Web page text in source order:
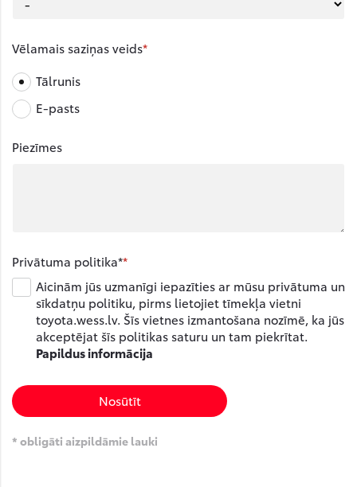
Vēlamais saziņas veids
Tālrunis
E-pasts
Piezīmes
Privātuma politika*
Aicinām jūs uzmanīgi iepazīties ar mūsu privātuma un
sīkdatņu politiku, pirms lietojiet tīmekļa vietni
toyota.wess.lv. Šīs vietnes izmantošana nozīmē, ka jūs
akceptējat šīs politikas saturu un tam piekrītat.
Papildus informācija
Nosūtīt
* obligāti aizpildāmie lauki